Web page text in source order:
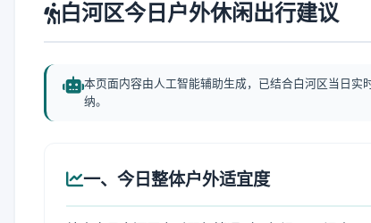
白河区今日户外休闲出行建议
本页面内容由人工智能辅助生成，已结合白河区当日
纳。
一、今日整体户外适宜度